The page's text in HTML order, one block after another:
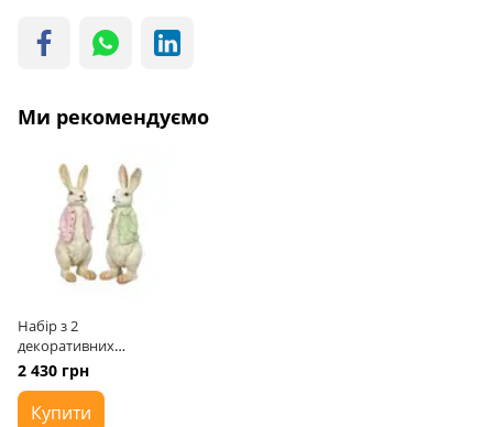
Ми рекомендуємо
Набір з 2
декоративних
кроликів Campo
8х10х24 см Німеччина
2 430 грн
Купити